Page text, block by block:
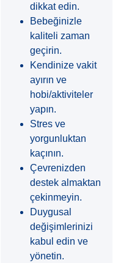
dikkat edin.
Bebeğinizle
kaliteli zaman
geçirin.
Kendinize vakit
ayırın ve
hobi/aktiviteler
yapın.
Stres ve
yorgunluktan
kaçının.
Çevrenizden
destek almaktan
çekinmeyin.
Duygusal
değişimlerinizi
kabul edin ve
yönetin.